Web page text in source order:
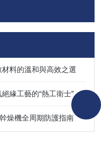
料的溫和與高效之選
緣工藝的“熱工衛士”
燥機全周期防護指南